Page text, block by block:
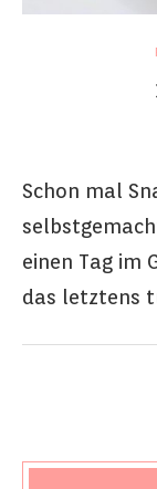
Schon mal
einen Tag im
das letztens